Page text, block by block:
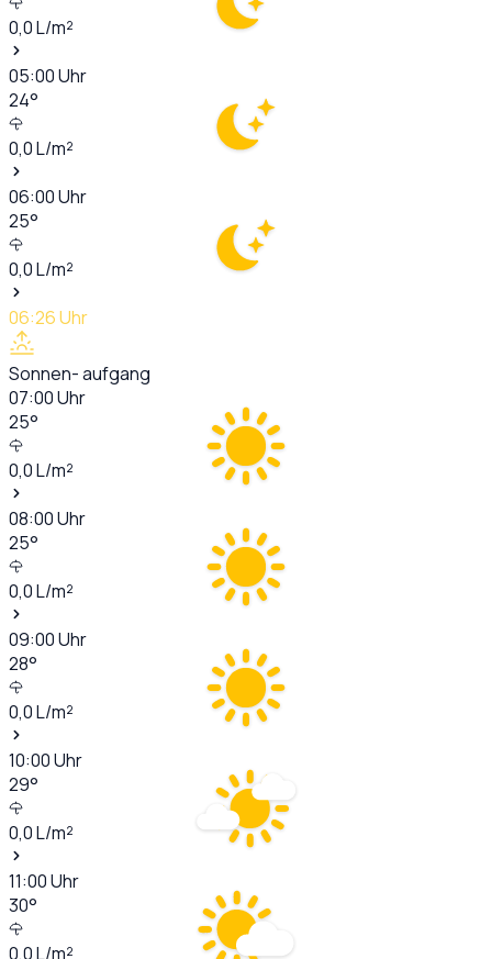
0,0L/m²
05:00Uhr
24°
0,0L/m²
06:00Uhr
25°
0,0L/m²
06:26Uhr
Sonnen- aufgang
07:00Uhr
25°
0,0L/m²
08:00Uhr
25°
0,0L/m²
09:00Uhr
28°
0,0L/m²
10:00Uhr
29°
0,0L/m²
11:00Uhr
30°
0,0L/m²